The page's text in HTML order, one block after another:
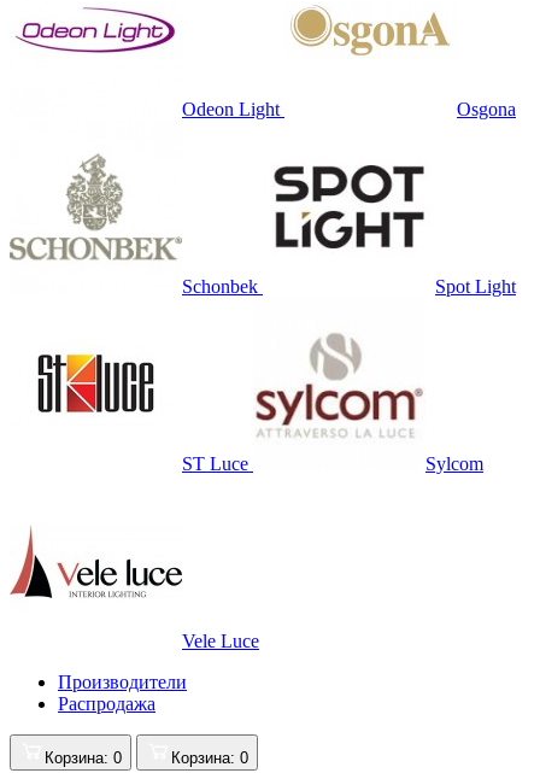
Odeon Light Osgona
Schonbek Spot Light
ST Luce Sylcom
Vele Luce
Производители
Распродажа
Корзина: 0 Корзина: 0